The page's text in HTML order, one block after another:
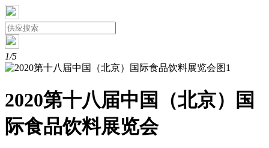
1/5
2020第十八届中国（北京）国
际食品饮料展览会